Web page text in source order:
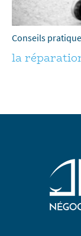
Conseils
la